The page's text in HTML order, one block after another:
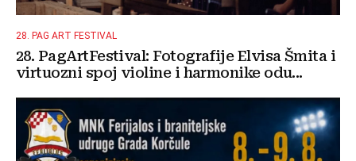
28. PAG ART FESTIVAL
28. PagArtFestival: Fotografije Elvisa Šmita i
virtuozni spoj violine i harmonike odu...